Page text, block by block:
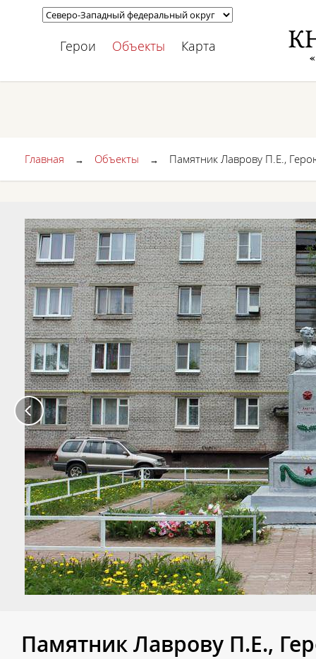
Герои Объекты Карта
Главная → Объекты → Памятник Лаврову П.Е.,
Памятник Лаврову П.Е.,